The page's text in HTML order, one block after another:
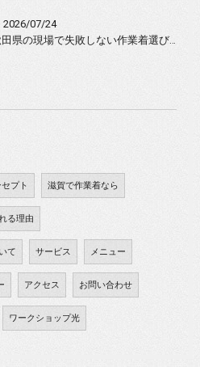
2026/07/24
秋田県の現場で失敗しない作業着選び｜季節ごと・用途ごとのポイント
プト 滋賀で作業着なら
る理由
て サービス メニュー
アクセス お問い合わせ
ワークショップ光